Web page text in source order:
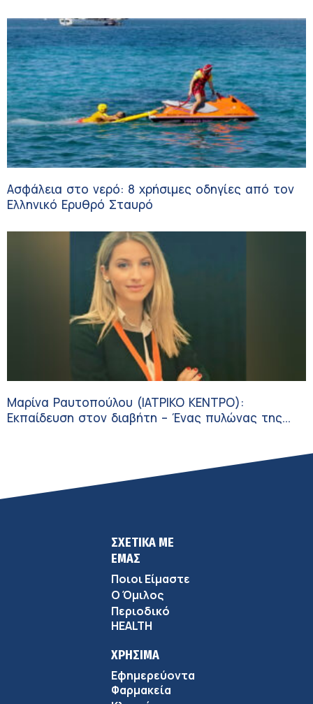
Ασφάλεια στο νερό: 8 χρήσιμες οδηγίες από τον
Ελληνικό Ερυθρό Σταυρό
Μαρίνα Ραυτοπούλου (ΙΑΤΡΙΚΟ ΚΕΝΤΡΟ):
Εκπαίδευση στον διαβήτη – Ένας πυλώνας της
ΣΧΕΤΙΚΑ ΜΕ
ΕΜΑΣ
Ποιοι Είμαστε
Ο Όμιλος
Περιοδικό
HEALTH
ΧΡΗΣΙΜΑ
Εφημερεύοντα
Φαρμακεία